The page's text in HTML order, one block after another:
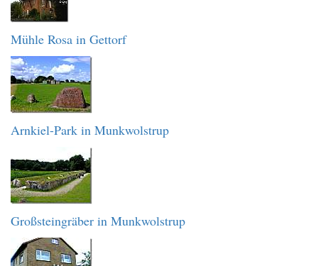
Mühle Rosa in Gettorf
Arnkiel-Park in Munkwolstrup
Großsteingräber in Munkwolstrup